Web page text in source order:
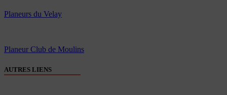
Planeurs du Velay
Planeur Club de Moulins
AUTRES LIENS